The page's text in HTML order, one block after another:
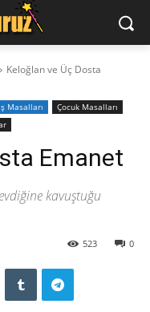
Keloğlan ve Üç Dosta
Masalları
‍Çocuk Masalları
Emanet
kavuştuğu
0
523